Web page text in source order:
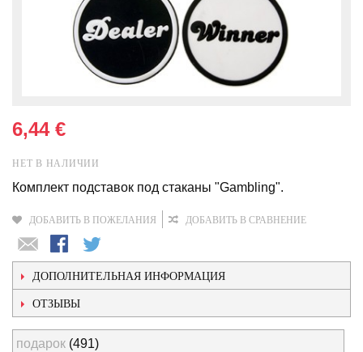
6,44 €
НЕТ В НАЛИЧИИ
Комплект подставок под стаканы "Gambling".
ДОБАВИТЬ В ПОЖЕЛАНИЯ ДОБАВИТЬ В СРАВНЕНИЕ
ДОПОЛНИТЕЛЬНАЯ ИНФОРМАЦИЯ
ОТЗЫВЫ
подарок (491)